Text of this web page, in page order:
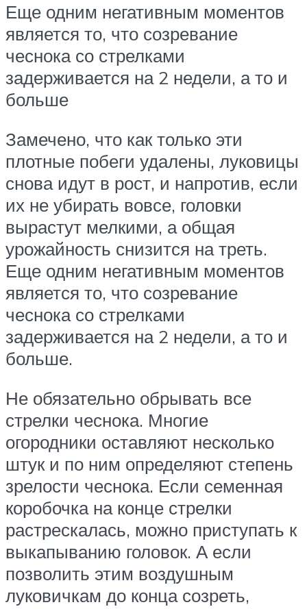
Еще одним негативным моментов
является то, что созревание
чеснока со стрелками
задерживается на 2 недели, а то и
больше
Замечено, что как только эти
плотные побеги удалены, луковицы
снова идут в рост, и напротив, если
их не убирать вовсе, головки
вырастут мелкими, а общая
урожайность снизится на треть.
Еще одним негативным моментов
является то, что созревание
чеснока со стрелками
задерживается на 2 недели, а то и
больше.
Не обязательно обрывать все
стрелки чеснока. Многие
огородники оставляют несколько
штук и по ним определяют степень
зрелости чеснока. Если семенная
коробочка на конце стрелки
растрескалась, можно приступать к
выкапыванию головок. А если
позволить этим воздушным
луковичкам до конца созреть,